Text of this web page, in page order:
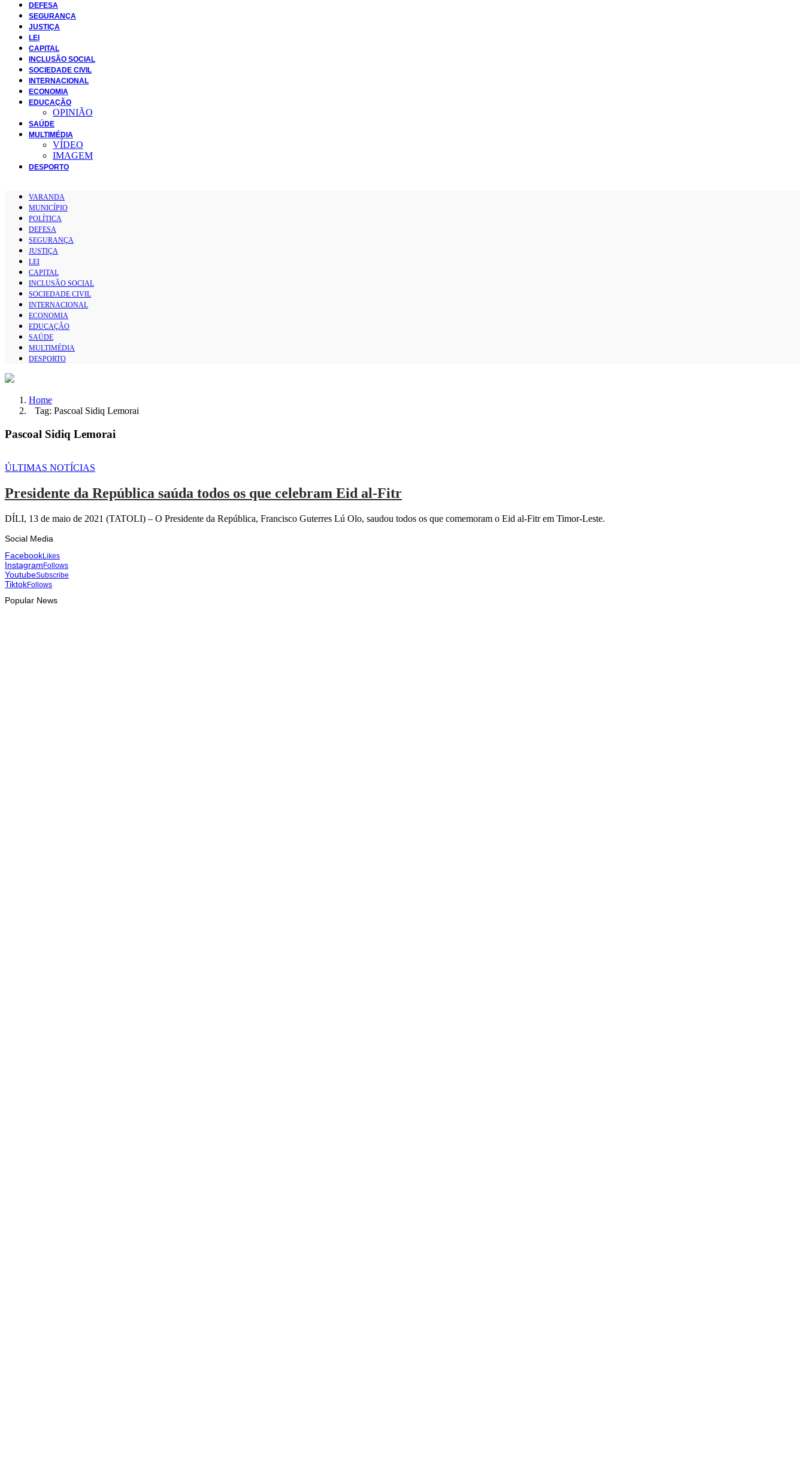
DEFESA
SEGURANÇA
JUSTIÇA
LEI
CAPITAL
INCLUSÃO SOCIAL
SOCIEDADE CIVIL
INTERNACIONAL
ECONOMIA
EDUCAÇÃO
OPINIÃO
SAÚDE
MULTIMÉDIA
VÍDEO
IMAGEM
DESPORTO
VARANDA
MUNICÍPIO
POLÍTICA
DEFESA
SEGURANÇA
JUSTIÇA
LEI
CAPITAL
INCLUSÃO SOCIAL
SOCIEDADE CIVIL
INTERNACIONAL
ECONOMIA
EDUCAÇÃO
SAÚDE
MULTIMÉDIA
DESPORTO
Home
Tag: Pascoal Sidiq Lemorai
Pascoal Sidiq Lemorai
ÚLTIMAS NOTÍCIAS
Presidente da República saúda todos os que celebram Eid al-Fitr
DÍLI, 13 de maio de 2021 (TATOLI) – O Presidente da República, Francisco Guterres Lú Olo, saudou todos os que comemoram o Eid al-Fitr em Timor-Leste.
Social Media
FacebookLikes
InstagramFollows
YoutubeSubscribe
TiktokFollows
Popular News